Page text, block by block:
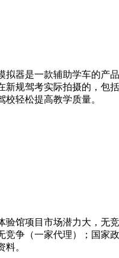
拟器是一款辅助学车的产
新规驾考实际拍摄的，包
校轻松提高教学质量。
验馆项目市场潜力大，无
竞争（一家代理）；国家
料。